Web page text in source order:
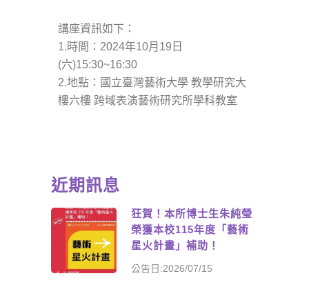
講座資訊如下：
1.時間：2024年10月19日
(六)15:30~16:30
2.地點：國立臺灣藝術大學 教學研究大
樓六樓 跨域表演藝術研究所學科教室
近期訊息
狂賀！本所博士生朱純瑩
榮獲本校115年度「藝術
星火計畫」補助！
公告日:2026/07/15